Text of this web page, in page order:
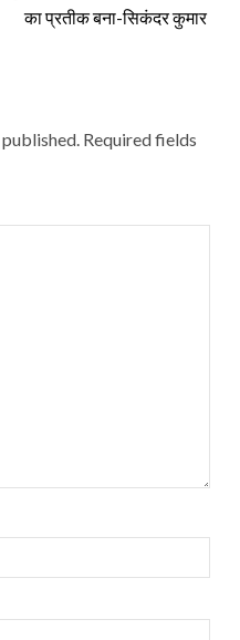
का प्रतीक बना-सिकंदर कुमार
Required fields